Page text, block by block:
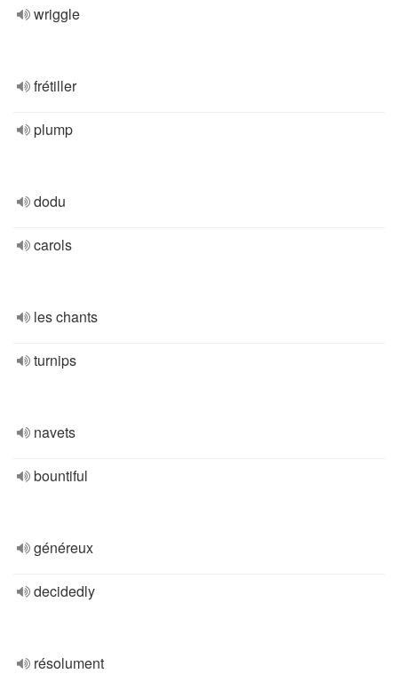
wriggle
frétiller
plump
dodu
carols
les chants
turnips
navets
bountiful
généreux
decidedly
résolument